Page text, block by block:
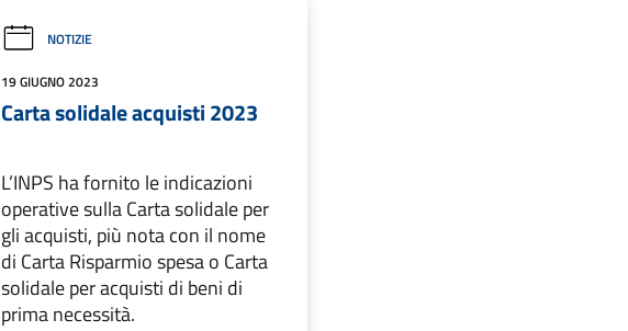
NOTIZIE
19 GIUGNO 2023
Carta solidale acquisti 2023
L’INPS ha fornito le indicazioni
operative sulla Carta solidale per
gli acquisti, più nota con il nome
di Carta Risparmio spesa o Carta
solidale per acquisti di beni di
prima necessità.